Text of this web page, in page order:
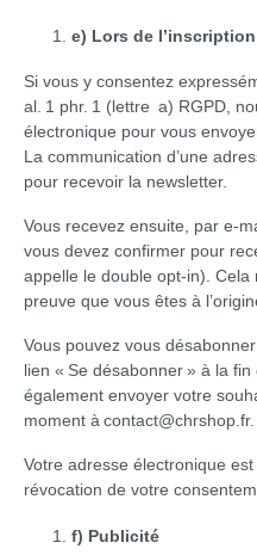
e) Lors de
Si vous y consentez
al. 1 phr. 1 (lettre a) RGPD,
électronique pour vous
La communication d’une
pour recevoir la newsletter.
Vous recevez ensuite, par e-
vous devez confirmer pour
appelle le double opt-in). Cela
preuve que vous êtes à
Vous pouvez vous
lien « Se désabonner » à la
également envoyer votre
moment à contact@chrshop.fr.
Votre adresse électronique
révocation de votre
f) Publicité